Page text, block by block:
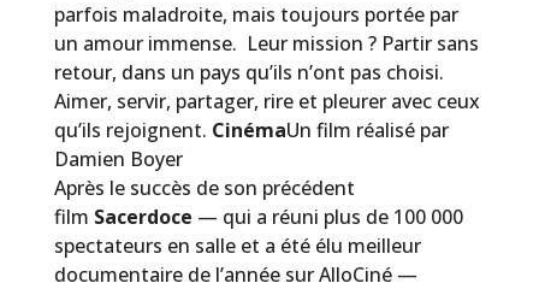
parfois maladroite, mais toujours portée par
un amour immense. Leur mission ? Partir sans
retour, dans un pays qu’ils n’ont pas choisi.
Aimer, servir, partager, rire et pleurer avec ceux
qu’ils rejoignent. CinémaUn film réalisé par
Damien Boyer
Après le succès de son précédent
film Sacerdoce — qui a réuni plus de 100 000
spectateurs en salle et a été élu meilleur
documentaire de l’année sur AlloCiné —